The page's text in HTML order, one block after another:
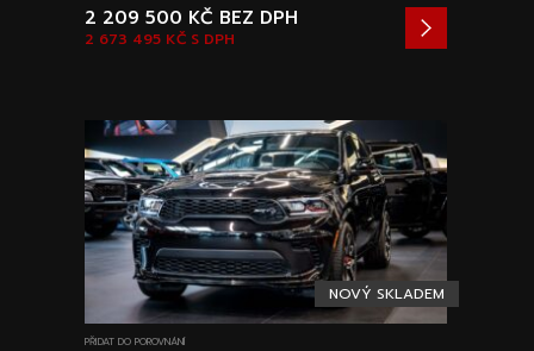
2 673 495 KČ S DPH
2 209 500 KČ BEZ DPH
NOVÝ SKLADEM
PŘIDAT DO POROVNÁNÍ